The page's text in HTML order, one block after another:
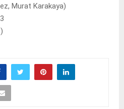
Murat Karakaya)